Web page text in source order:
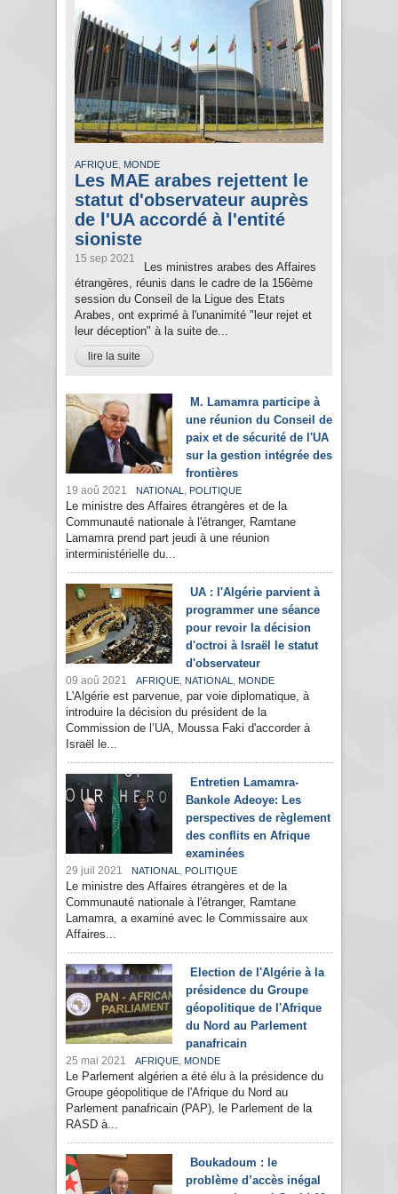
AFRIQUE, MONDE
Les MAE arabes rejettent le
statut d'observateur auprès
de l'UA accordé à l'entité
sioniste
15 sep 2021
Les ministres arabes des Affaires
étrangères, réunis dans le cadre de la 156ème
session du Conseil de la Ligue des Etats
Arabes, ont exprimé à l'unanimité "leur rejet et
leur déception" à la suite de...
lire la suite
M. Lamamra participe à
une réunion du Conseil de
paix et de sécurité de l'UA
sur la gestion intégrée des
frontières
19 aoû 2021 NATIONAL , POLITIQUE
Le ministre des Affaires étrangères et de la
Communauté nationale à l'étranger, Ramtane
Lamamra prend part jeudi à une réunion
interministérielle du...
UA : l'Algérie parvient à
programmer une séance
pour revoir la décision
d'octroi à Israël le statut
d'observateur
09 aoû 2021 AFRIQUE, NATIONAL , MONDE
L'Algérie est parvenue, par voie diplomatique, à
introduire la décision du président de la
Commission de l’UA, Moussa Faki d'accorder à
Israël le...
Entretien Lamamra-
Bankole Adeoye: Les
perspectives de règlement
des conflits en Afrique
examinées
29 juil 2021 NATIONAL , POLITIQUE
Le ministre des Affaires étrangères et de la
Communauté nationale à l'étranger, Ramtane
Lamamra, a examiné avec le Commissaire aux
Affaires...
Election de l'Algérie à la
présidence du Groupe
géopolitique de l'Afrique
du Nord au Parlement
panafricain
25 mai 2021 AFRIQUE, MONDE
Le Parlement algérien a été élu à la présidence du
Groupe géopolitique de l'Afrique du Nord au
Parlement panafricain (PAP), le Parlement de la
RASD à...
Boukadoum : le
problème d’accès inégal